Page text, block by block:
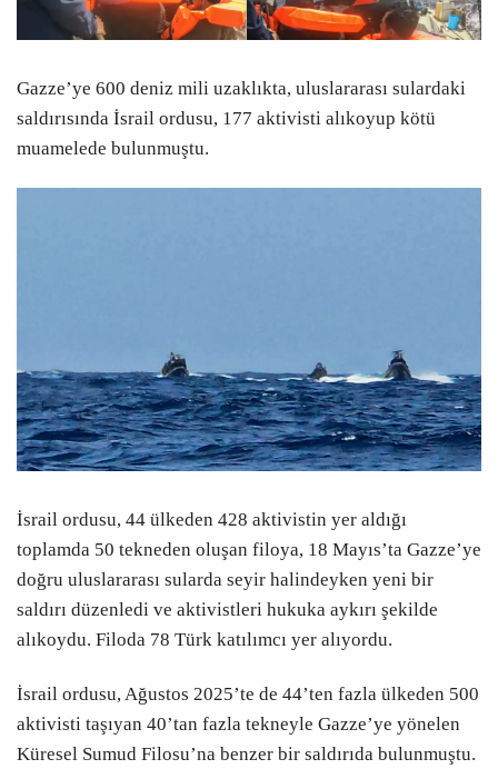
Gazze’ye 600 deniz mili uzaklıkta, uluslararası sulardaki
saldırısında İsrail ordusu, 177 aktivisti alıkoyup kötü
muamelede bulunmuştu.
İsrail ordusu, 44 ülkeden 428 aktivistin yer aldığı
toplamda 50 tekneden oluşan filoya, 18 Mayıs’ta Gazze’ye
doğru uluslararası sularda seyir halindeyken yeni bir
saldırı düzenledi ve aktivistleri hukuka aykırı şekilde
alıkoydu. Filoda 78 Türk katılımcı yer alıyordu.
İsrail ordusu, Ağustos 2025’te de 44’ten fazla ülkeden 500
aktivisti taşıyan 40’tan fazla tekneyle Gazze’ye yönelen
Küresel Sumud Filosu’na benzer bir saldırıda bulunmuştu.